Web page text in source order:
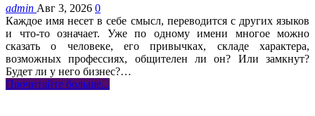
admin Авг 3, 2026 0
Каждое имя несет в себе смысл, переводится с других языков
и что-то означает. Уже по одному имени многое можно
сказать о человеке, его привычках, складе характера,
возможных профессиях, общителен ли он? Или замкнут?
Будет ли у него бизнес?…
Прочитайте больше...